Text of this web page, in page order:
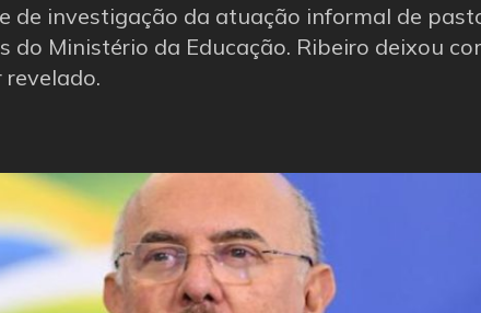
de investigação da atuação informal de
do Ministério da Educação. Ribeiro deixou
revelado.